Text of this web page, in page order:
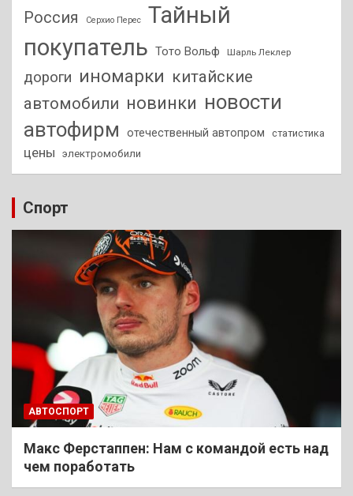
Россия Серхио Перес
Тайный
покупатель Тото Вольф Шарль Леклер
дороги иномарки китайские
автомобили новинки новости
автофирм
отечественный автопром статистика
цены электромобили
Спорт
АВТОСПОРТ
Макс Ферстаппен: Нам с командой есть над
чем поработать